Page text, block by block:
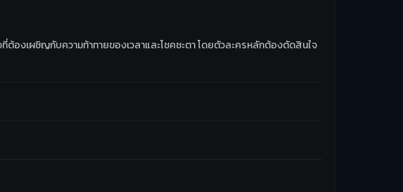
ต้องเผชิญกับความท้าทายของเวลาและโชคชะตา โดยตัวละครหลักต้องตัดสินใจ